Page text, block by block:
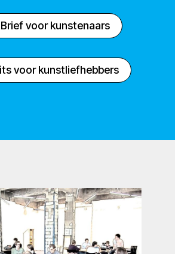
voor kunstenaars
voor kunstliefhebbers